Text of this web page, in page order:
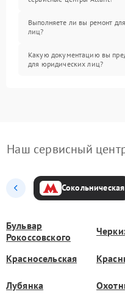
Выполняете ли вы ремонт
лиц?
Какую документацию вы
для юридических лиц?
Наш сервисный
Сокольническая
Бульвар
Рокоссовского
Красносельская
Лубянка